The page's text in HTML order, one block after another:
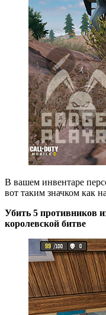
В вашем инвентаре
вот таким значком как
Убить 5 противников
королевской битве